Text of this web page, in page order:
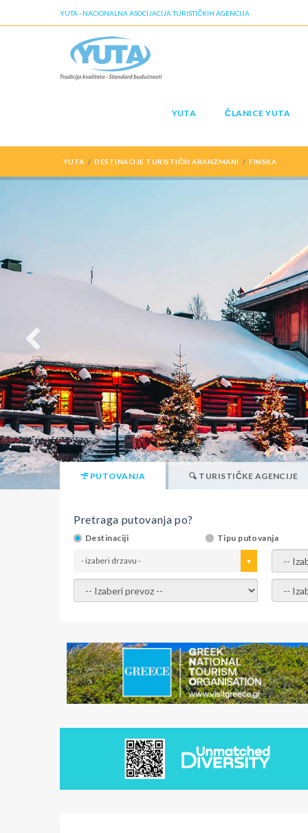
YUTA - NACIONALNA ASOCIJACIJA TURISTIČKIH AGENCIJA
YUTA ČLANICE YUTA
YUTA DESTINACIJE TURISTIČKI ARANZMANI FINSKA
PUTOVANJA TURISTIČKE AGENCIJE
Pretraga putovanja po?
Destinaciji Tipu putovanja
- izaberi drzavu - -
- izaberi prevoz - -